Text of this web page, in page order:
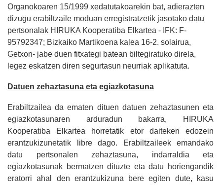
Organokoaren 15/1999 xedatutakoarekin bat, adierazten
dizugu erabiltzaile moduan erregistratzetik jasotako datu
pertsonalak HIRUKA Kooperatiba Elkartea - IFK: F-
95792347; Bizkaiko Martikoena kalea 16-2. solairua,
Getxon- jabe duen fitxategi batean biltegiratuko direla,
legez eskatzen diren segurtasun neurriak aplikatuta.
Datuen zehaztasuna eta egiazkotasuna
Erabiltzailea da ematen dituen datuen zehaztasunen eta
egiazkotasunaren arduradun bakarra, HIRUKA
Kooperatiba Elkartea horretatik etor daiteken edozein
erantzukizunetatik libre dago. Erabiltzaileek emandako
datu pertsonalen zehaztasuna, indarraldia eta
egiazkotasunak bermatzen dituzte eta datu horiengandik
eratorri ahal den erantzukizuna bere egiten dute, kasu